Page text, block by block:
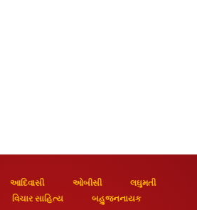
આદિવાસી ઓબીસી
લઘુમતી
વિચાર સાહિત્ય બહુજનનાયક